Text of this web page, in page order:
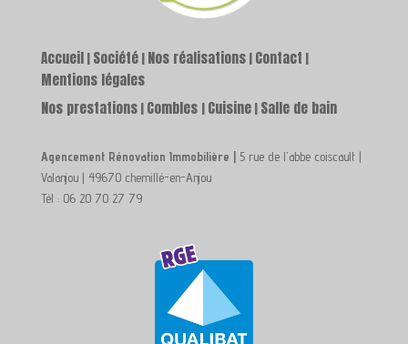
Accueil|Société|Nos réalisations|Contact |
Mentions légales
Nos prestations|Combles |Cuisine|Salle de bain
Agencement Rénovation Immobilière | 5 rue de l'abbe coiscault |
Valanjou | 49670 chemillé-en-Anjou
Tél : 06 20 70 27 79